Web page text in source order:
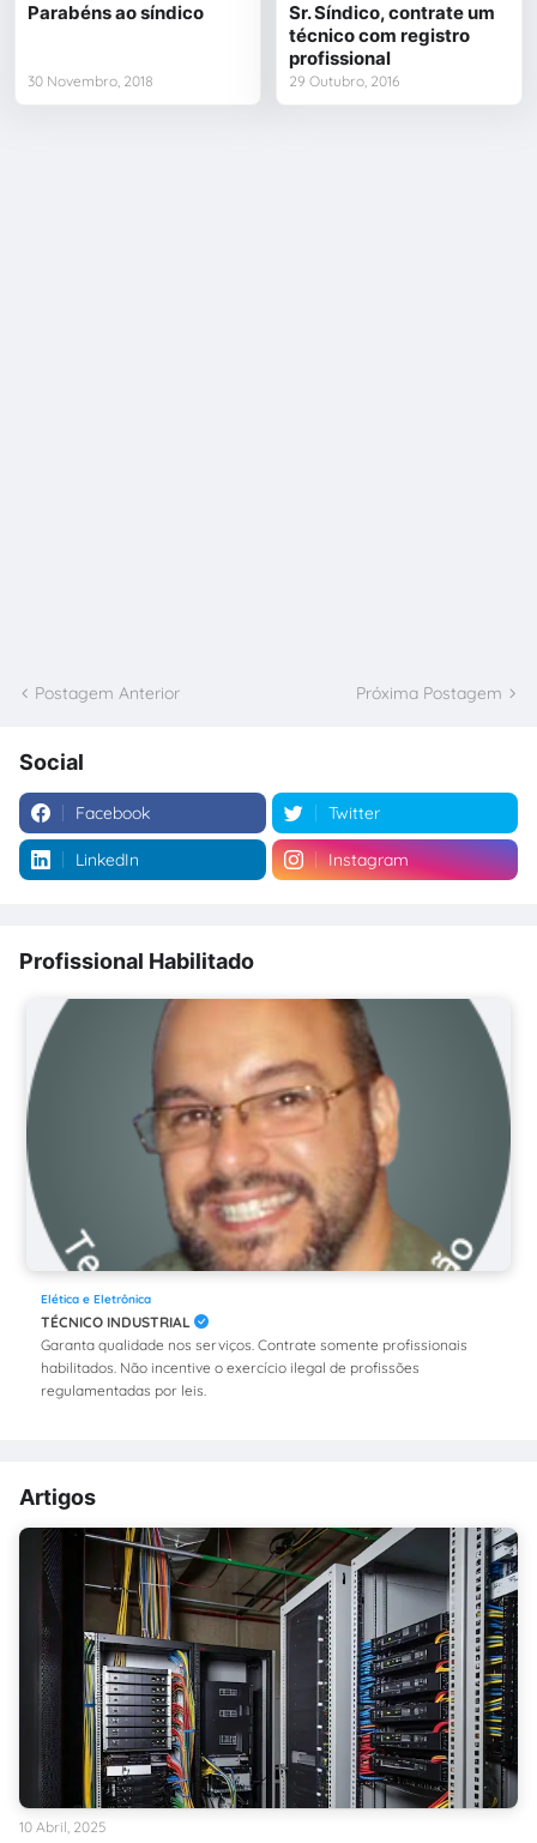
Parabéns ao síndico
30 Novembro, 2018
Sr. Síndico, contrate um
técnico com registro
profissional
29 Outubro, 2016
Postagem Anterior Próxima Postagem
Social
Facebook Twitter
LinkedIn Instagram
Profissional Habilitado
Elética e Eletrônica
TÉCNICO INDUSTRIAL
Garanta qualidade nos serviços. Contrate somente profissionais
habilitados. Não incentive o exercício ilegal de profissões
regulamentadas por leis.
Artigos
10 Abril, 2025